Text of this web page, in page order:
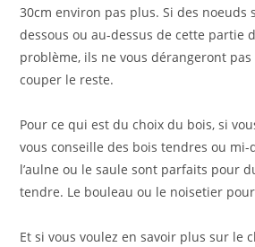
30cm environ pas plus. Si des noeuds
dessous ou au-dessus de cette partie
problème, ils ne vous dérangeront pas
couper le reste.
Pour ce qui est du choix du bois, si
vous conseille des bois tendres ou
l’aulne ou le saule sont parfaits pour
tendre. Le bouleau ou le noisetier
Et si vous voulez en savoir plus sur le